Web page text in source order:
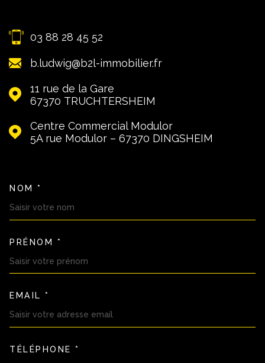
03 88 28 45 52
b.ludwig@b2l-immobilier.fr
11 rue de la Gare
67370
TRUCHTERSHEIM
Centre Commercial Modulor
5A rue Modulor – 67370
DINGSHEIM
NOM *
PRÉNOM *
EMAIL *
TÉLÉPHONE *